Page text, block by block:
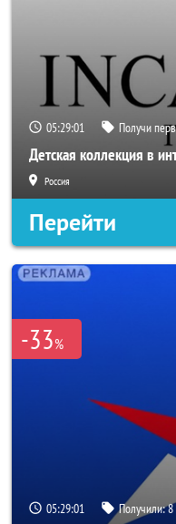
05:28:59 Получи
Детская коллекция в
Россия
Перейти
-33%
05:28:59 Получили:8